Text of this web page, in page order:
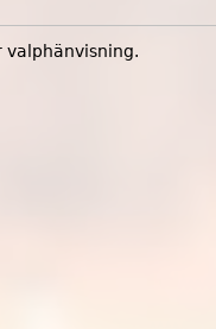
valphänvisning.